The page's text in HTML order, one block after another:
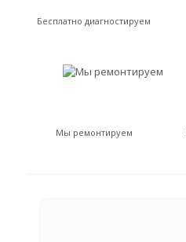
Бесплатно диагностируем
Мы ремонтируем